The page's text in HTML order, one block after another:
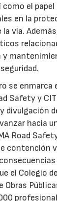
como el
en la
la vía.
y
se enmarca
Safety y
divulgación
hacia
Road
contención
el Colegio
Obras